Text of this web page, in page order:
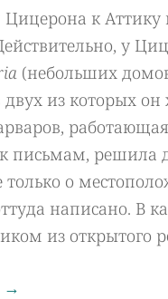
Цицерона к
у
(небольших
из которых
письмам, решила
о
написано. В
из открытого
→